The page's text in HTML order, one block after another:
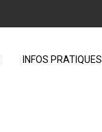
INFOS PRATIQUES